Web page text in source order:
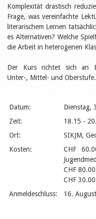
Encouragement à la lecture
Du monde entier
Divers
A lire
Tags
Formation et
Animations
Bibliosuisse
Subventions extraordinaires
Littérature de jeunesse
Encouragement des
Auteurs
Komplexität drastisch
Frage, was vereinfachte
literarischem Lernen
es Alternativen? Welche
die Arbeit in heterogenen
Der Kurs richtet sich an
Unter-, Mittel- und Oberstufe.
Datum:
Dienstag,
Zeit:
18.15 -
Ort:
SIKJM,
Kosten:
CHF
CHF
CHF
Anmeldeschluss:
16.